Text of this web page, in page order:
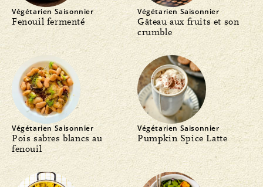
Végétarien Saisonnier
Fenouil fermenté
Végétarien Saisonnier
Gâteau aux fruits et son
crumble
Végétarien Saisonnier
Pois sabres blancs au
fenouil
Végétarien Saisonnier
Pumpkin Spice Latte